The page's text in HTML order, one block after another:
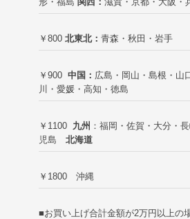
￥800 北東北： 青森・秋田・岩手
￥900 中国： 広島・岡山・島根・山
川・愛媛・高知・徳島
￥1100 九州 ：福岡・佐賀・大分・
児島 北海道
￥1800 沖縄
■お買い上げ合計金額が2万円以上の